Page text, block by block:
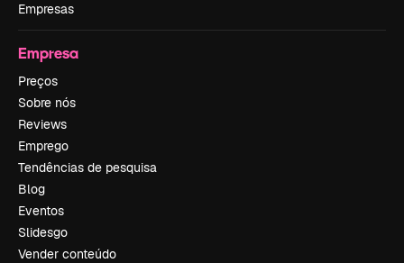
Empresas
Empresa
Preços
Sobre nós
Reviews
Emprego
Tendências de pesquisa
Blog
Eventos
Slidesgo
Vender conteúdo